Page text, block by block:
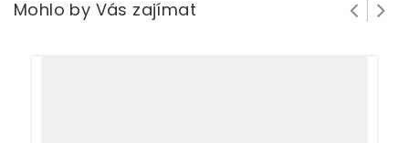
Mohlo by Vás zajímat